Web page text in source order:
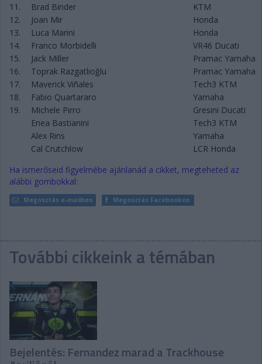
11.
Brad Binder
KTM
12.
Joan Mir
Honda
13.
Luca Marini
Honda
14.
Franco Morbidelli
VR46 Ducati
15.
Jack Miller
Pramac Yamaha
16.
Toprak Razgatlıoğlu
Pramac Yamaha
17.
Maverick Viñales
Tech3 KTM
18.
Fabio Quartararo
Yamaha
19.
Michele Pirro
Gresini Ducati
Enea Bastianini
Tech3 KTM
Alex Rins
Yamaha
Cal Crutchlow
LCR Honda
Ha ismerőseid figyelmébe ajánlanád a cikket, megteheted az
alábbi gombokkal:
Megosztás e-mailben Megosztás Facebookon
További cikkeink a témában
Bejelentés: Fernandez marad a Trackhouse